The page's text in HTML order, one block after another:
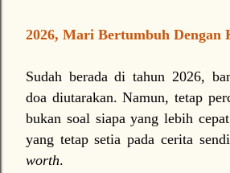
2026, Mari Bertumbuh Dengan
Sudah berada di tahun 2026,
doa diutarakan. Namun, tetap
bukan soal siapa yang lebih
yang tetap setia pada cerita
worth.